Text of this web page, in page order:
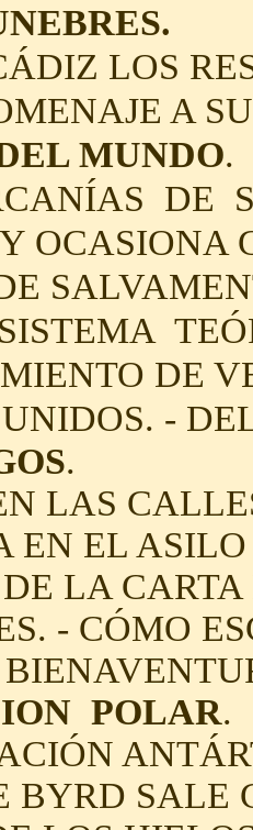
LOS
A
MUNDO.
DE
OCASIONA
DE
-
.
LAS
EN EL
DE LA
- CÓMO
POLAR.
SALE